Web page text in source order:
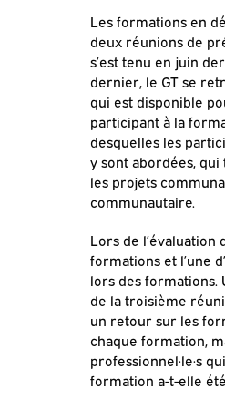
Les formations en
deux réunions de
s’est tenu en juin
dernier, le GT se
qui est disponible
participant à la
desquelles les
y sont abordées, qui
les projets
communautaire.
Lors de
formations et l’une
lors des
de la troisième
un retour sur les
chaque formation,
professionnel·le·s
formation a-t-elle